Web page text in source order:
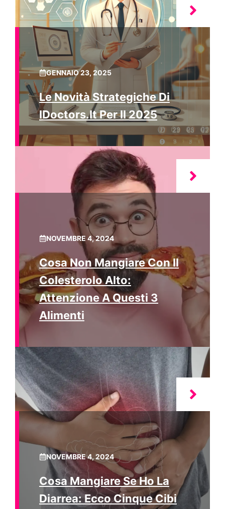
GENNAIO 23, 2025
Le Novità Strategiche Di
IDoctors.it Per Il 2025
NOVEMBRE 4, 2024
Cosa Non Mangiare Con Il
Colesterolo Alto:
Attenzione A Questi 3
Alimenti
NOVEMBRE 4, 2024
Cosa Mangiare Se Ho La
Diarrea: Ecco Cinque Cibi